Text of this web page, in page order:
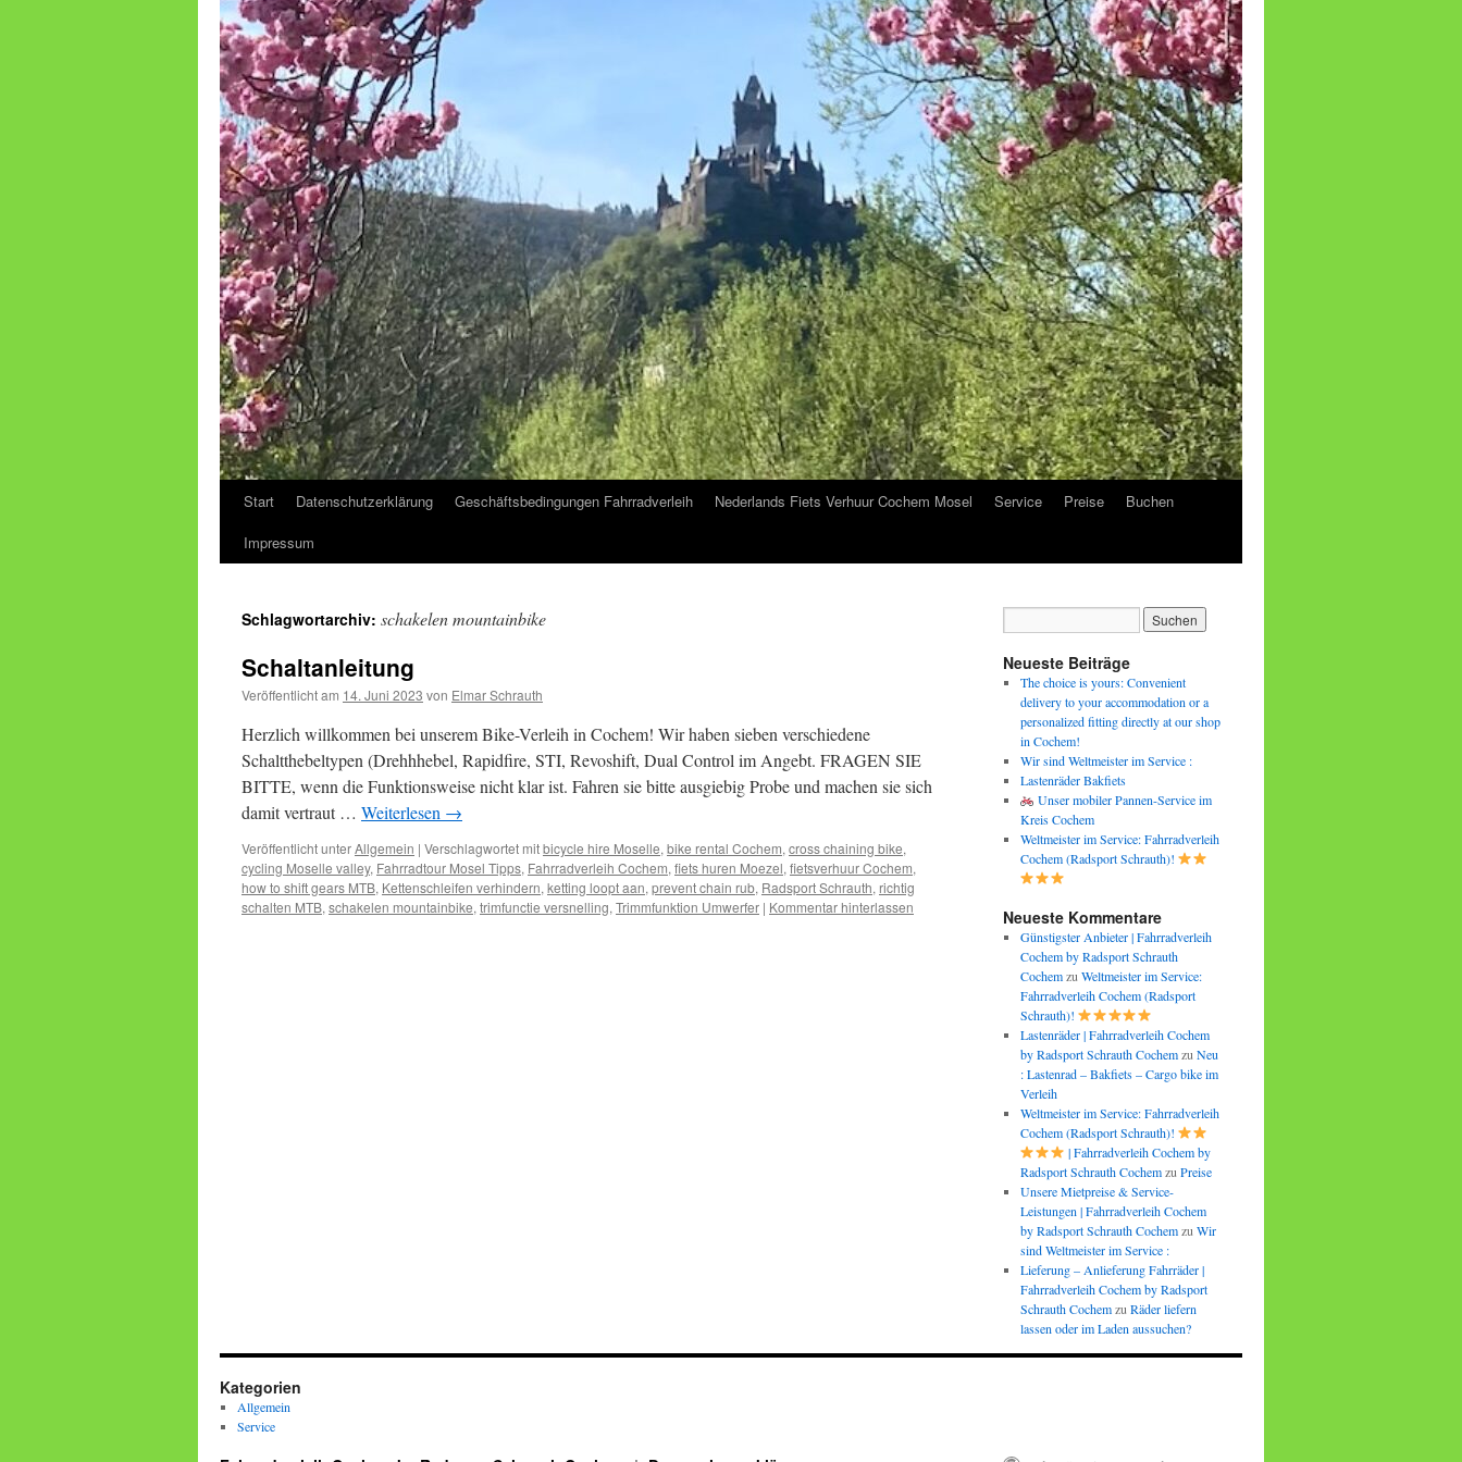
Start Datenschutzerklärung Geschäftsbedingungen Fahrradverleih Nederlands Fiets Verhuur Cochem Mosel Service Preise
Buchen
Impressum
Schlagwortarchiv: schakelen mountainbike
Schaltanleitung
Veröffentlicht am 14. Juni 2023 von Elmar Schrauth
Herzlich willkommen bei unserem Bike-Verleih in Cochem! Wir haben sieben verschiedene
Schaltthebeltypen (Drehhhebel, Rapidfire, STI, Revoshift, Dual Control im Angebt. FRAGEN SIE
BITTE, wenn die Funktionsweise nicht klar ist. Fahren sie bitte ausgiebig Probe und machen sie sich
damit vertraut … Weiterlesen →
Veröffentlicht unterAllgemein | Verschlagwortet mitbicycle hire Moselle, bike rental Cochem, cross chaining bike,
cycling Moselle valley, Fahrradtour Mosel Tipps, Fahrradverleih Cochem, fiets huren Moezel, fietsverhuur Cochem,
how to shift gears MTB, Kettenschleifen verhindern, ketting loopt aan, prevent chain rub, Radsport Schrauth, richtig
schalten MTB, schakelen mountainbike, trimfunctie versnelling, Trimmfunktion Umwerfer | Kommentar hinterlassen
Neueste Beiträge
The choice is yours: Convenient
delivery to your accommodation or a
personalized fitting directly at our shop
in Cochem!
Wir sind Weltmeister im Service :
Lastenräder Bakfiets
Unser mobiler Pannen-Service im
Kreis Cochem
Weltmeister im Service: Fahrradverleih
Cochem (Radsport Schrauth)!
Neueste Kommentare
Günstigster Anbieter | Fahrradverleih
Cochem by Radsport Schrauth
Cochemzu Weltmeister im Service:
Fahrradverleih Cochem (Radsport
Schrauth)!
Lastenräder | Fahrradverleih Cochem
by Radsport Schrauth Cochemzu Neu
: Lastenrad – Bakfiets – Cargo bike im
Verleih
Weltmeister im Service: Fahrradverleih
Cochem (Radsport Schrauth)!
| Fahrradverleih Cochem by
Radsport Schrauth Cochemzu Preise
Unsere Mietpreise & Service-
Leistungen | Fahrradverleih Cochem
by Radsport Schrauth Cochemzu Wir
sind Weltmeister im Service :
Lieferung – Anlieferung Fahrräder |
Fahrradverleih Cochem by Radsport
Schrauth Cochemzu Räder liefern
lassen oder im Laden aussuchen?
Kategorien
Allgemein
Service